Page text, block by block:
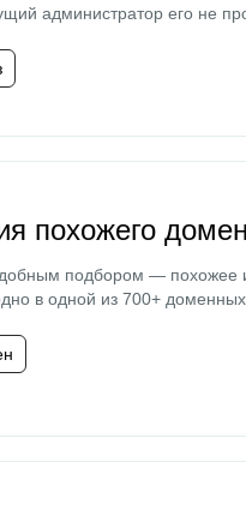
администратор его не
похожего
подбором — похожее
в одной из 700+ доменных